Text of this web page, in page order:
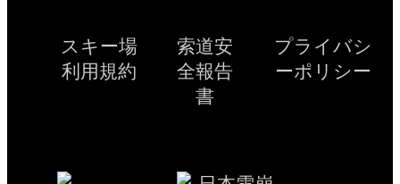
スキー場
利用規約
索道安
全報告
書
プライバシ
ーポリシー